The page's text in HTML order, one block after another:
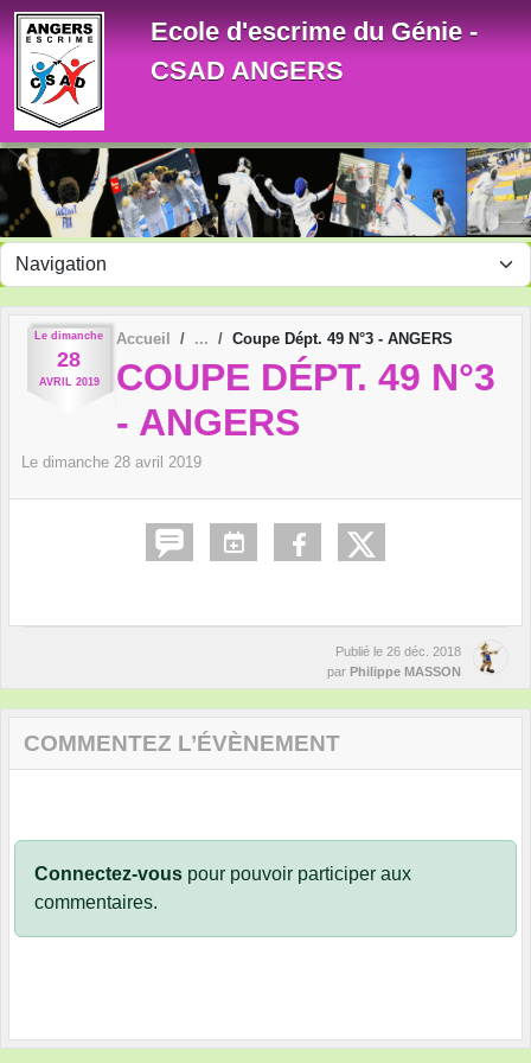
Ecole d'escrime du Génie -
CSAD ANGERS
Le dimanche
28
AVRIL 2019
Accueil Coupe Dépt. 49 N°3 - ANGERS
COUPE DÉPT. 49 N°3
- ANGERS
Le dimanche 28 avril 2019
Publié le 26 déc. 2018
par Philippe MASSON
COMMENTEZ L’ÉVÈNEMENT
Connectez-vous pour pouvoir participer aux
commentaires.
Panneau de gestion des cookies